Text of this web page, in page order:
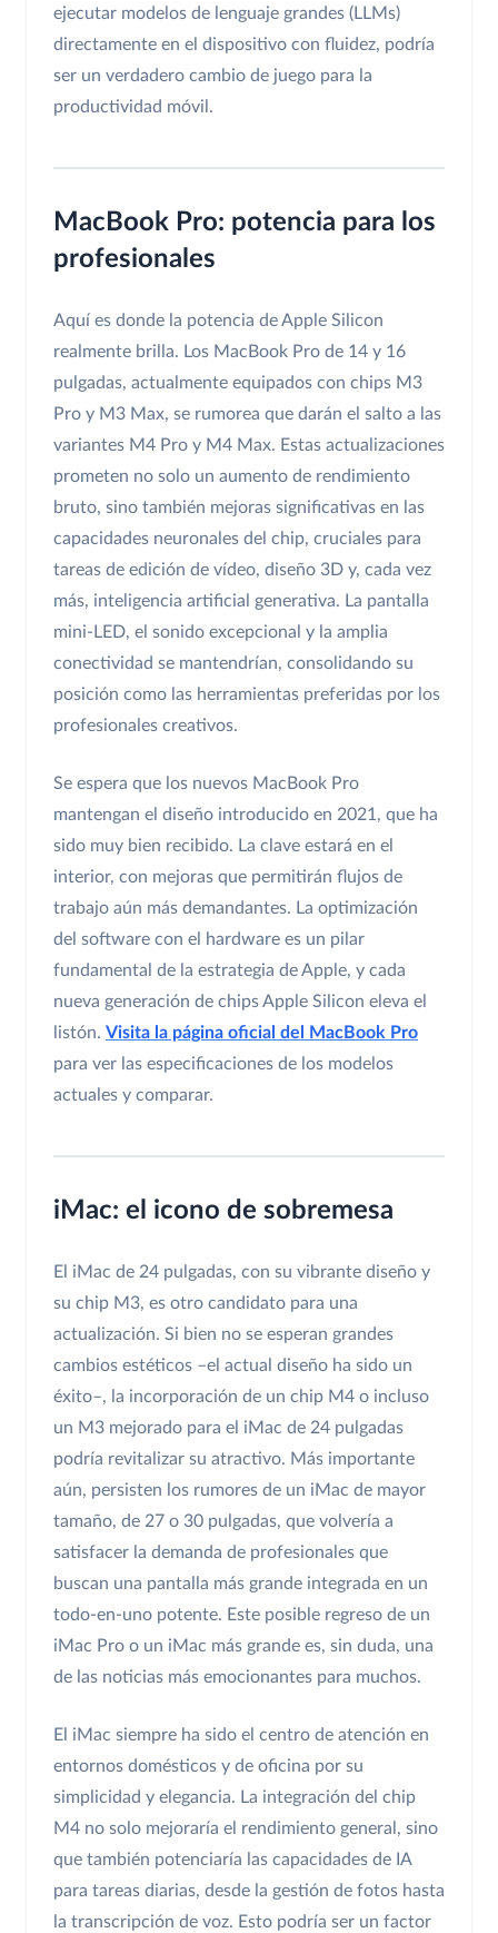
ejecutar modelos de lenguaje grandes (LLMs)
directamente en el dispositivo con fluidez, podría
ser un verdadero cambio de juego para la
productividad móvil.
MacBook Pro: potencia para los
profesionales
Aquí es donde la potencia de Apple Silicon
realmente brilla. Los MacBook Pro de 14 y 16
pulgadas, actualmente equipados con chips M3
Pro y M3 Max, se rumorea que darán el salto a las
variantes M4 Pro y M4 Max. Estas actualizaciones
prometen no solo un aumento de rendimiento
bruto, sino también mejoras significativas en las
capacidades neuronales del chip, cruciales para
tareas de edición de vídeo, diseño 3D y, cada vez
más, inteligencia artificial generativa. La pantalla
mini-LED, el sonido excepcional y la amplia
conectividad se mantendrían, consolidando su
posición como las herramientas preferidas por los
profesionales creativos.
Se espera que los nuevos MacBook Pro
mantengan el diseño introducido en 2021, que ha
sido muy bien recibido. La clave estará en el
interior, con mejoras que permitirán flujos de
trabajo aún más demandantes. La optimización
del software con el hardware es un pilar
fundamental de la estrategia de Apple, y cada
nueva generación de chips Apple Silicon eleva el
listón. Visita la página oficial del MacBook Pro
para ver las especificaciones de los modelos
actuales y comparar.
iMac: el icono de sobremesa
El iMac de 24 pulgadas, con su vibrante diseño y
su chip M3, es otro candidato para una
actualización. Si bien no se esperan grandes
cambios estéticos –el actual diseño ha sido un
éxito–, la incorporación de un chip M4 o incluso
un M3 mejorado para el iMac de 24 pulgadas
podría revitalizar su atractivo. Más importante
aún, persisten los rumores de un iMac de mayor
tamaño, de 27 o 30 pulgadas, que volvería a
satisfacer la demanda de profesionales que
buscan una pantalla más grande integrada en un
todo-en-uno potente. Este posible regreso de un
iMac Pro o un iMac más grande es, sin duda, una
de las noticias más emocionantes para muchos.
El iMac siempre ha sido el centro de atención en
entornos domésticos y de oficina por su
simplicidad y elegancia. La integración del chip
M4 no solo mejoraría el rendimiento general, sino
que también potenciaría las capacidades de IA
para tareas diarias, desde la gestión de fotos hasta
la transcripción de voz. Esto podría ser un factor